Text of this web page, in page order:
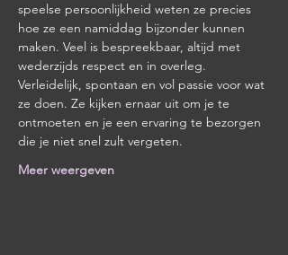
speelse persoonlijkheid weten ze precies
hoe ze een namiddag bijzonder kunnen
maken. Veel is bespreekbaar, altijd met
wederzijds respect en in overleg.
Verleidelijk, spontaan en vol passie voor wat
ze doen. Ze kijken ernaar uit om je te
ontmoeten en je een ervaring te bezorgen
die je niet snel zult vergeten.
Meer weergeven